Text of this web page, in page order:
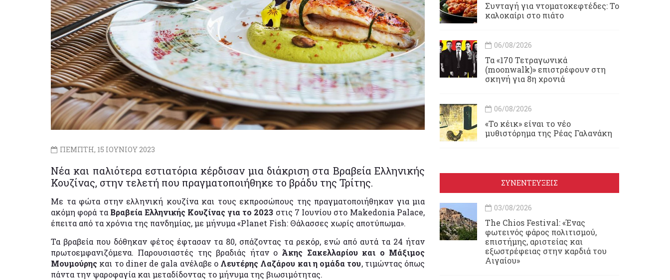
ΠΕΜΠΤΗ, 15 ΙΟΥΝΙΟΥ 2023
Νέα και παλιότερα εστιατόρια κέρδισαν μια διάκριση στα Βραβεία Ελληνικής
Κουζίνας, στην τελετή που πραγματοποιήθηκε το βράδυ της Τρίτης.
Με τα φώτα στην ελληνική κουζίνα και τους εκπροσώπους της πραγματοποιήθηκαν για μια
ακόμη φορά τα Βραβεία Ελληνικής Κουζίνας για το 2023 στις 7 Ιουνίου στο Makedonia Palace,
έπειτα από τα χρόνια της πανδημίας, με μήνυμα «Planet Fish: Θάλασσες χωρίς αποτύπωμα».
Τα βραβεία που δόθηκαν φέτος έφτασαν τα 80, σπάζοντας τα ρεκόρ, ενώ από αυτά τα 24 ήταν
πρωτοεμφανιζόμενα. Παρουσιαστές της βραδιάς ήταν ο Άκης Σακελλαρίου και ο Μάξιμος
Μουμούρης και το diner de gala ανέλαβε ο Λευτέρης Λαζάρου και η ομάδα του, τιμώντας όπως
πάντα την ψαροφαγία και μεταδίδοντας το μήνυμα της βιωσιμότητας.
Συνταγή για ντοματοκεφτέδες: Το
καλοκαίρι στο πιάτο
06/08/2026
Τα «170 Τετραγωνικά
(moonwalk)» επιστρέφουν στη
σκηνή για 8η χρονιά
06/08/2026
«Το κέικ» είναι το νέο
μυθιστόρημα της Ρέας Γαλανάκη
ΣΥΝΕΝΤΕΥΞΕΙΣ
03/08/2026
Τhe Chios Festival: «Ένας
φωτεινός φάρος πολιτισμού,
επιστήμης, αριστείας και
εξωστρέφειας στην καρδιά του
Αιγαίου»